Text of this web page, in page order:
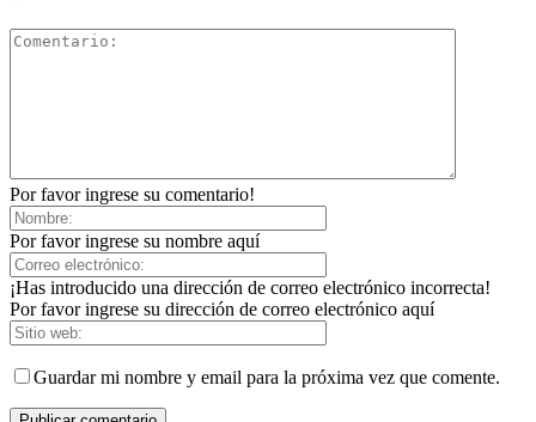
Por favor ingrese su comentario!
Por favor ingrese su nombre aquí
¡Has introducido una dirección de correo electrónico incorrecta!
Por favor ingrese su dirección de correo electrónico aquí
Guardar mi nombre y email para la próxima vez que comente.